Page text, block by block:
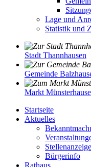
Lage und
Statistik und
Stadt Thannhausen
Gemeinde
Markt
Startseite
Aktuelles
Bürgerinfo
Rathaus